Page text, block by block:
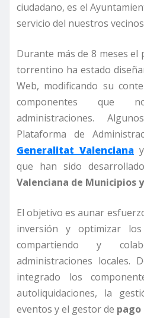
ciudadano, es el
servicio del nuestros
Durante más de 8 meses
torrentino ha estado
Web, modificando su
componentes que
administraciones.
Plataforma de
Generalitat Valenciana
que han sido
Valenciana de Municipios
El objetivo es aunar
inversión y optimizar los
compartiendo y
administraciones locales.
integrado los
autoliquidaciones, la
eventos y el gestor de